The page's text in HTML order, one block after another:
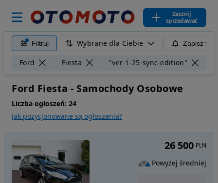
Zacznij
sprzedawać
Filtruj Wybrane dla Ciebie Zapisz
Ford Fiesta "ver-1-25-sync-edition"
Ford Fiesta - Samochody Osobowe
Liczba ogłoszeń: 24
Jak pozycjonowane są ogłoszenia?
26 500 PLN
Powyżej średniej